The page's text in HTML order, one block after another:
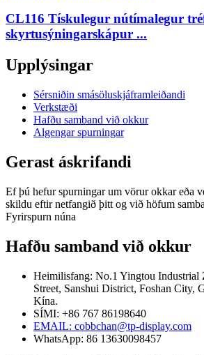
CL116 Tískulegur nútímalegur
skyrtusýningarskápur ...
Upplýsingar
Sérsniðin smásöluskjáframleiðandi
Verkstæði
Hafðu samband við okkur
Algengar spurningar
Gerast áskrifandi
Ef þú hefur spurningar um vörur okkar eða
skildu eftir netfangið þitt og við höfum
Fyrirspurn núna
Hafðu samband við okkur
Heimilisfang: No.1 Yingtou Industrial
Street, Sanshui District, Foshan City,
Kína.
SÍMI: +86 767 86198640
EMAIL: cobbchan@tp-display.com
WhatsApp: 86 13630098457